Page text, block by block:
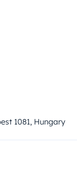
1081, Hungary